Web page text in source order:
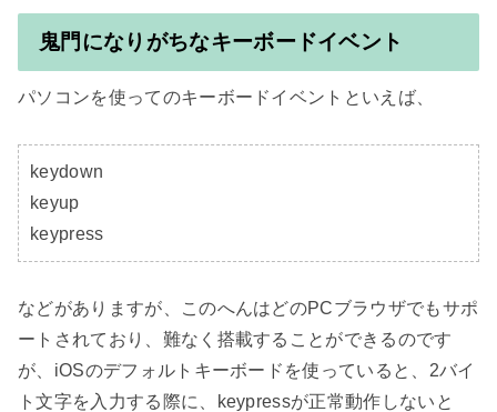
鬼門になりがちなキーボードイベント
パソコンを使ってのキーボードイベントといえば、
keydown
keyup
keypress
などがありますが、このへんはどのPCブラウザでもサポ
ートされており、難なく搭載することができるのです
が、iOSのデフォルトキーボードを使っていると、2バイ
ト文字を入力する際に、keypressが正常動作しないと